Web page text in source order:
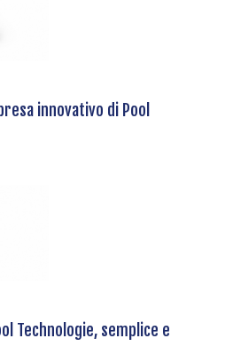
innovativo di Pool
Technologie, semplice e